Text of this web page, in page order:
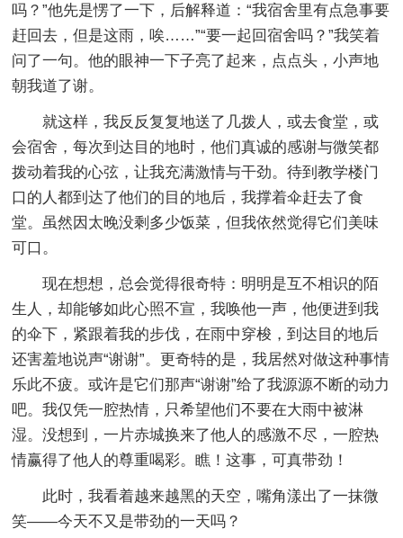
吗？”他先是愣了一下，后解释道：“我宿舍里有点急事要
赶回去，但是这雨，唉……”“要一起回宿舍吗？”我笑着
问了一句。他的眼神一下子亮了起来，点点头，小声地
朝我道了谢。
就这样，我反反复复地送了几拨人，或去食堂，或
会宿舍，每次到达目的地时，他们真诚的感谢与微笑都
拨动着我的心弦，让我充满激情与干劲。待到教学楼门
口的人都到达了他们的目的地后，我撑着伞赶去了食
堂。虽然因太晚没剩多少饭菜，但我依然觉得它们美味
可口。
现在想想，总会觉得很奇特：明明是互不相识的陌
生人，却能够如此心照不宣，我唤他一声，他便进到我
的伞下，紧跟着我的步伐，在雨中穿梭，到达目的地后
还害羞地说声“谢谢”。更奇特的是，我居然对做这种事情
乐此不疲。或许是它们那声“谢谢”给了我源源不断的动力
吧。我仅凭一腔热情，只希望他们不要在大雨中被淋
湿。没想到，一片赤城换来了他人的感激不尽，一腔热
情赢得了他人的尊重喝彩。瞧！这事，可真带劲！
此时，我看着越来越黑的天空，嘴角漾出了一抹微
笑——今天不又是带劲的一天吗？